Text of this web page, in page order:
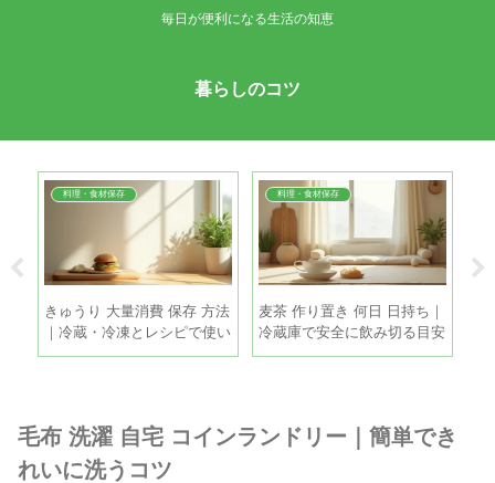
毎日が便利になる生活の知恵
暮らしのコツ
料理・食材保存
きゅうり 大量消費 保存 方法
｜冷蔵・冷凍とレシピで使い
きるコツ
料理・食材保存
麦茶 作り置き 何日 日持ち｜
冷蔵庫で安全に飲み切る目安
と保存のコツ
毛布 洗濯 自宅 コインランドリー｜簡単でき
れいに洗うコツ